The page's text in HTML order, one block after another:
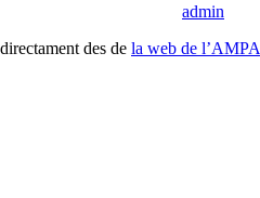
admin
des de la web de l’AMPA